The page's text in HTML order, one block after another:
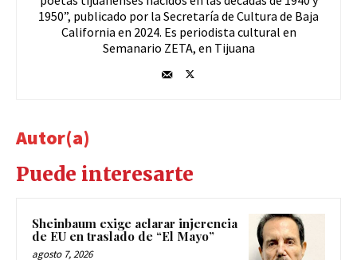
1950”, publicado por la Secretaría de Cultura de Baja
California en 2024. Es periodista cultural en
Semanario ZETA, en Tijuana
Autor(a)
Puede interesarte
Sheinbaum exige aclarar injerencia
de EU en traslado de “El Mayo”
agosto 7, 2026